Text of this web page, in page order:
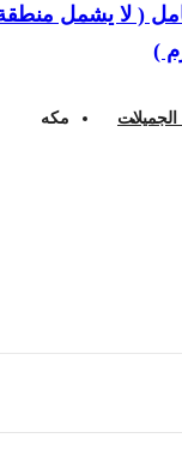
لا يشمل منطقة
مكه